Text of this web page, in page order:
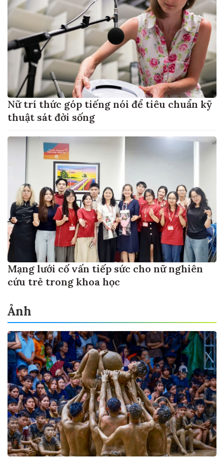
Nữ trí thức góp tiếng nói để tiêu chuẩn kỹ
thuật sát đời sống
Mạng lưới cố vấn tiếp sức cho nữ nghiên
cứu trẻ trong khoa học
Ảnh